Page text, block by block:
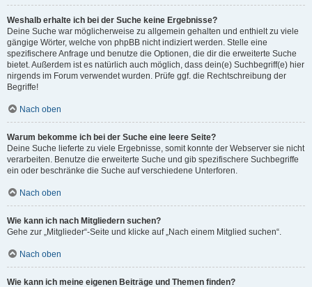
Weshalb erhalte ich bei der Suche keine Ergebnisse?
Deine Suche war möglicherweise zu allgemein gehalten und enthielt zu viele
gängige Wörter, welche von phpBB nicht indiziert werden. Stelle eine
spezifischere Anfrage und benutze die Optionen, die dir die erweiterte Suche
bietet. Außerdem ist es natürlich auch möglich, dass dein(e) Suchbegriff(e) hier
nirgends im Forum verwendet wurden. Prüfe ggf. die Rechtschreibung der
Begriffe!
Nach oben
Warum bekomme ich bei der Suche eine leere Seite?
Deine Suche lieferte zu viele Ergebnisse, somit konnte der Webserver sie nicht
verarbeiten. Benutze die erweiterte Suche und gib spezifischere Suchbegriffe
ein oder beschränke die Suche auf verschiedene Unterforen.
Nach oben
Wie kann ich nach Mitgliedern suchen?
Gehe zur „Mitglieder“-Seite und klicke auf „Nach einem Mitglied suchen“.
Nach oben
Wie kann ich meine eigenen Beiträge und Themen finden?